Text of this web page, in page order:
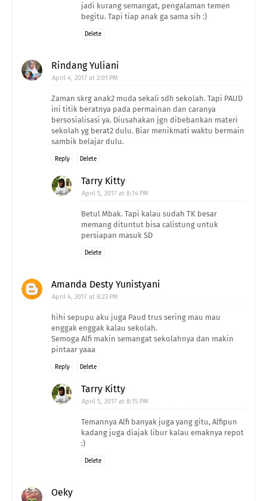
jadi kurang semangat, pengalaman temen
begitu. Tapi tiap anak ga sama sih :)
Delete
Rindang Yuliani
April 4, 2017 at 2:01 PM
Zaman skrg anak2 muda sekali sdh sekolah. Tapi PAUD
ini titik beratnya pada permainan dan caranya
bersosialisasi ya. Diusahakan jgn dibebankan materi
sekolah yg berat2 dulu. Biar menikmati waktu bermain
sambik belajar dulu.
Reply Delete
Tarry Kitty
April 5, 2017 at 8:14 PM
Betul Mbak. Tapi kalau sudah TK besar
memang dituntut bisa calistung untuk
persiapan masuk SD
Delete
Amanda Desty Yunistyani
April 4, 2017 at 8:23 PM
hihi sepupu aku juga Paud trus sering mau mau
enggak enggak kalau sekolah.
Semoga Alfi makin semangat sekolahnya dan makin
pintaar yaaa
Reply Delete
Tarry Kitty
April 5, 2017 at 8:15 PM
Temannya Alfi banyak juga yang gitu, Alfipun
kadang juga diajak libur kalau emaknya repot
:)
Delete
Oeky